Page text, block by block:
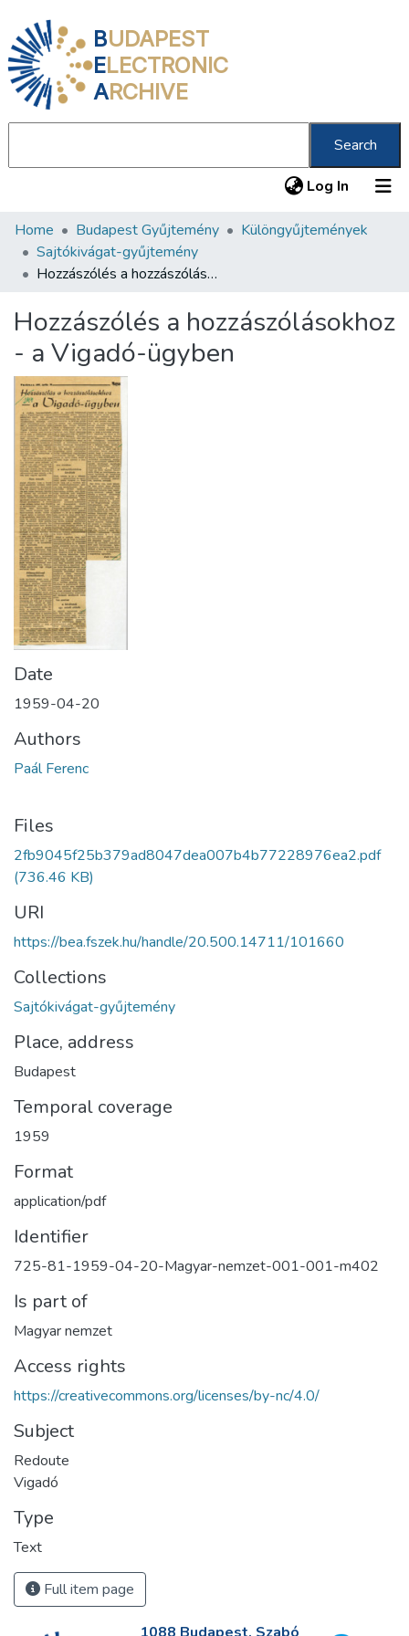
BUDAPEST
ELECTRONIC
ARCHIVE
Search
Log In (current)
Communities & Collections
All of DSpace
About us
Home Budapest Gyűjtemény
Különgyűjtemények
Sajtókivágat-gyűjtemény
Hozzászólés a hozzászólásokhoz - a Vigadó-ügyben
Hozzászólés a hozzászólásokhoz
- a Vigadó-ügyben
Date
1959-04-20
Authors
Paál Ferenc
Files
2fb9045f25b379ad8047dea007b4b77228976ea2.pdf
(736.46 KB)
URI
https://bea.fszek.hu/handle/20.500.14711/101660
Collections
Sajtókivágat-gyűjtemény
Place, address
Budapest
Temporal coverage
1959
Format
application/pdf
Identifier
725-81-1959-04-20-Magyar-nemzet-001-001-m402
Is part of
Magyar nemzet
Access rights
https://creativecommons.org/licenses/by-nc/4.0/
Subject
Redoute
Vigadó
Type
Text
Full item page